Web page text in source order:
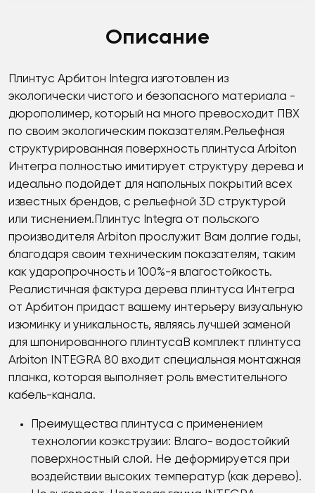
Описание
Плинтус Арбитон Integra изготовлен из
экологически чистого и безопасного материала -
дюрополимер, который на много превосходит ПВХ
по своим экологическим показателям.Рельефная
структурированная поверхность плинтуса Arbiton
Интегра полностью имитирует структуру дерева и
идеально подойдет для напольных покрытий всех
известных брендов, с рельефной 3D структурой
или тиснением.Плинтус Integra от польского
производителя Arbiton прослужит Вам долгие годы,
благодаря своим техническим показателям, таким
как ударопрочность и 100%-я влагостойкость.
Реалистичная фактура дерева плинтуса Интегра
от Арбитон придаст вашему интерьеру визуальную
изюминку и уникальность, являясь лучшей заменой
для шпонированного плинтусаВ комплект плинтуса
Arbiton INTEGRA 80 входит специальная монтажная
планка, которая выполняет роль вместительного
кабель-канала.
Преимущества плинтуса с применением
технологии коэкструзии: Влаго- водостойкий
поверхностный слой. Не деформируется при
воздействии высоких температур (как дерево).